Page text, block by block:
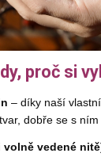
proč si
– díky naší
dobře se s
vedené